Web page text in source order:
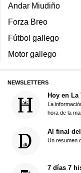
Andar Miudiño
Forza Breo
Fútbol gallego
Motor gallego
NEWSLETTERS
Hoy en La
La
hora de la
Al final
Un resumen
7 días 7